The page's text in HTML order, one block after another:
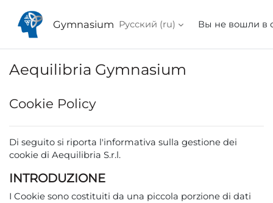
Gymnasium Русский ‎(ru)‎ Вы не вошли в
Aequilibria Gymnasium
Cookie Policy
Di seguito si riporta l'informativa sulla gestione dei
cookie di Aequilibria S.r.l.
INTRODUZIONE
I Cookie sono costituiti da una piccola porzione di dati